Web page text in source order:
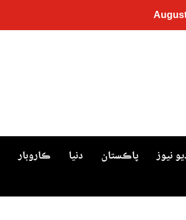
ڪاروبار دنيا پاڪستان نيوز